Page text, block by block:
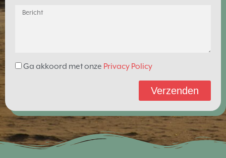
Ga akkoord met onze Privacy Policy
Verzenden